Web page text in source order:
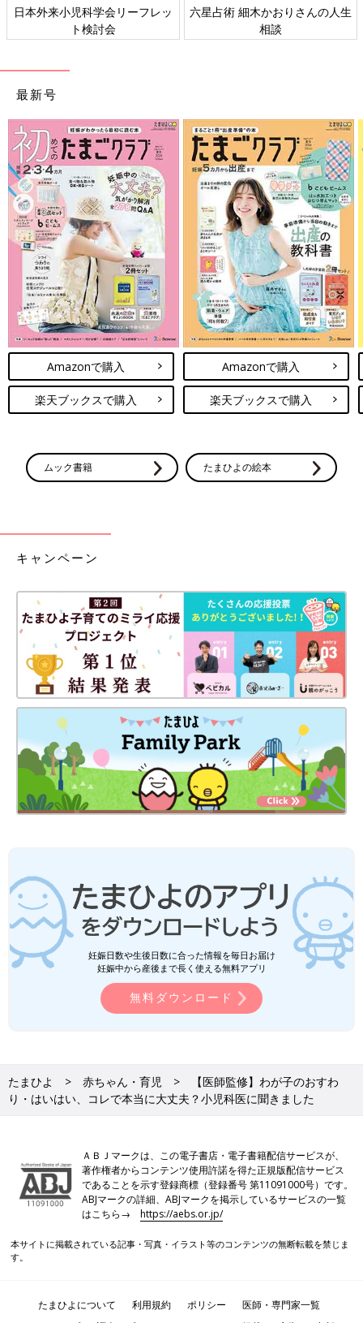
日本外来小児科学会リーフレッ
ト検討会
六星占術 細木かおりさんの人生
相談
最新号
Amazonで購入
楽天ブックスで購入
Amazonで購入
楽天ブックスで購入
ムック書籍 たまひよの絵本
キャンペーン
妊娠日数や生後日数に合った情報を毎日お届け
妊娠中から産後まで長く使える無料アプリ
無料ダウンロード
たまひよ 赤ちゃん・育児
【医師監修】わが子のおすわ
り・はいはい、コレで本当に大丈夫？小児科医に聞きました
ＡＢＪマークは、この電子書店・電子書籍配信サービスが、
著作権者からコンテンツ使用許諾を得た正規版配信サービス
であることを示す登録商標（登録番号 第11091000号）です。
ABJマークの詳細、ABJマークを掲示しているサービスの一覧
はこちら→https://aebs.or.jp/
本サイトに掲載されている記事・写真・イラスト等のコンテンツの無断転載を禁じま
す。
たまひよについて 利用規約 ポリシー
医師・専門家一覧